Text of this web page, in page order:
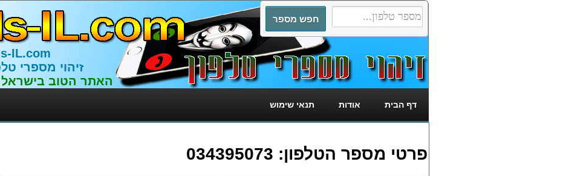
IL.com
זיהוי מספרי
האתר הטוב בישראל
דף הבית אודות תנאי שימוש
פרטי מספר הטלפון: 034395073